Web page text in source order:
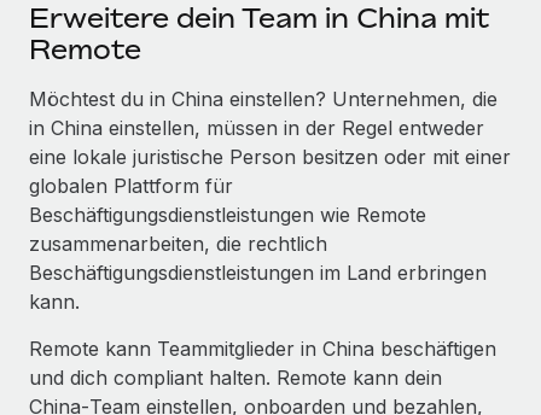
Erweitere dein Team in China mit
Remote
Möchtest du in China einstellen? Unternehmen, die
in China einstellen, müssen in der Regel entweder
eine lokale juristische Person besitzen oder mit einer
globalen Plattform für
Beschäftigungsdienstleistungen wie Remote
zusammenarbeiten, die rechtlich
Beschäftigungsdienstleistungen im Land erbringen
kann.
Remote kann Teammitglieder in China beschäftigen
und dich compliant halten. Remote kann dein
China‑Team einstellen, onboarden und bezahlen,